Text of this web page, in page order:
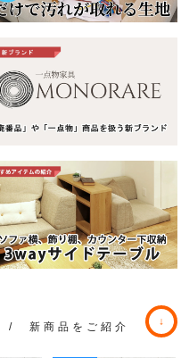
/ 新商品をご紹介